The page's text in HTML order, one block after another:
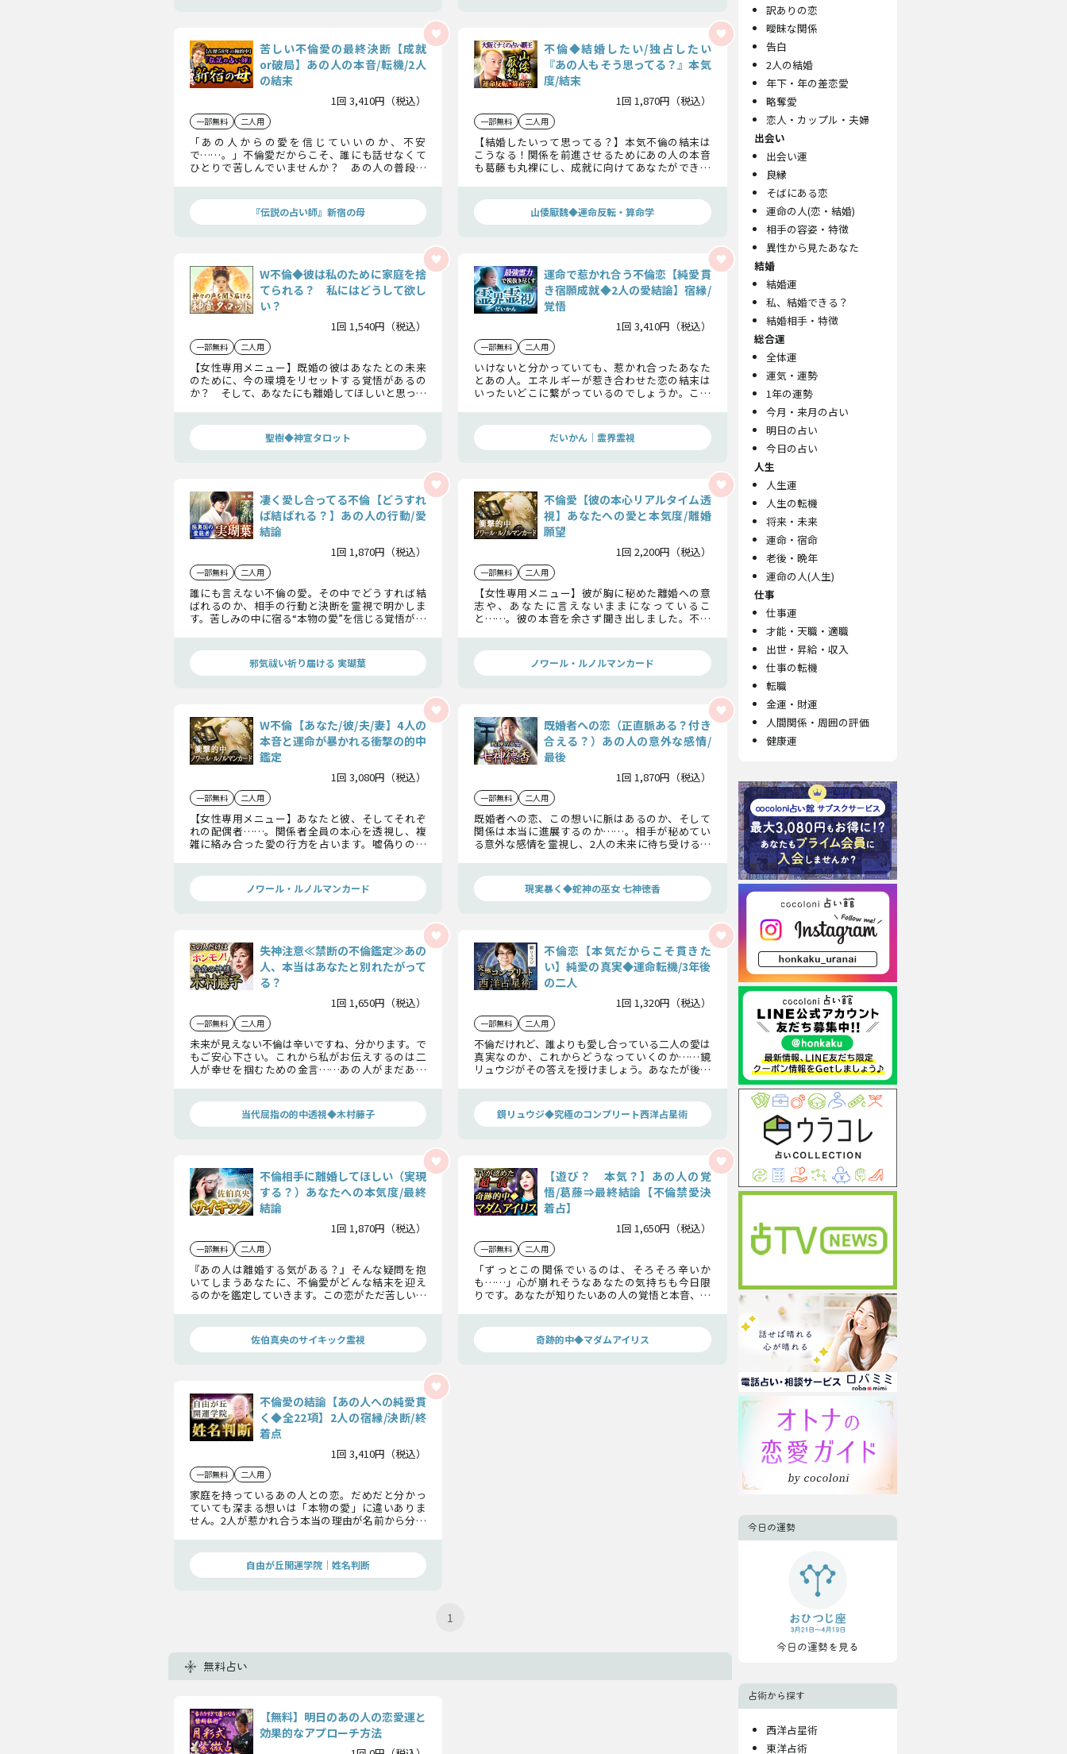
苦しい不倫愛の最終決断【成就
or破局】あの人の本音/転機/2人
の結末
1回 3,410円（税込）
一部無料 二人用
「あの人からの愛を信じていいのか、不安
で……。」不倫愛だからこそ、誰にも話せなくて
ひとりで苦しんでいませんか？ あの人の普段は
『伝説の占い師』新宿の母
不倫◆結婚したい/独占したい
『あの人もそう思ってる？』本気
度/結末
1回 1,870円（税込）
一部無料 二人用
【結婚したいって思ってる？】本気不倫の結末は
こうなる！関係を前進させるためにあの人の本音
も葛藤も丸裸にし、成就に向けてあなたができる
山倭厭魏◆運命反転・算命学
W不倫◆彼は私のために家庭を捨
てられる？ 私にはどうして欲し
い？
1回 1,540円（税込）
一部無料 二人用
【女性専用メニュー】既婚の彼はあなたとの未来
のために、今の環境をリセットする覚悟があるの
か？ そして、あなたにも離婚してほしいと思って
聖樹◆神宣タロット
運命で惹かれ合う不倫恋【純愛貫
き宿願成就◆2人の愛結論】宿縁/
覚悟
1回 3,410円（税込）
一部無料 二人用
いけないと分かっていても、惹かれ合ったあなた
とあの人。エネルギーが惹き合わせた恋の結末は
いったいどこに繋がっているのでしょうか。この
だいかん｜霊界霊視
凄く愛し合ってる不倫【どうすれ
ば結ばれる？】あの人の行動/愛
結論
1回 1,870円（税込）
一部無料 二人用
誰にも言えない不倫の愛。その中でどうすれば結
ばれるのか、相手の行動と決断を霊視で明かしま
す。苦しみの中に宿る“本物の愛”を信じる覚悟が、
邪気祓い祈り届ける 実瑚葉
不倫愛【彼の本心リアルタイム透
視】あなたへの愛と本気度/離婚
願望
1回 2,200円（税込）
一部無料 二人用
【女性専用メニュー】彼が胸に秘めた離婚への意
志や、あなたに言えないままになっているこ
と……。彼の本音を余さず聞き出しました。不倫
ノワール・ルノルマンカード
W不倫【あなた/彼/夫/妻】4人の
本音と運命が暴かれる衝撃の的中
鑑定
1回 3,080円（税込）
一部無料 二人用
【女性専用メニュー】あなたと彼、そしてそれぞ
れの配偶者……。関係者全員の本心を透視し、複
雑に絡み合った愛の行方を占います。嘘偽りのな
ノワール・ルノルマンカード
既婚者への恋（正直脈ある？付き
合える？）あの人の意外な感情/
最後
1回 1,870円（税込）
一部無料 二人用
既婚者への恋、この想いに脈はあるのか、そして
関係は本当に進展するのか……。相手が秘めてい
る意外な感情を霊視し、2人の未来に待ち受ける結
現実暴く◆蛇神の巫女 七神徳香
失神注意≪禁断の不倫鑑定≫あの
人、本当はあなたと別れたがって
る？
1回 1,650円（税込）
一部無料 二人用
未来が見えない不倫は辛いですね、分かります。で
もご安心下さい。これから私がお伝えするのは二
人が幸せを掴むための金言……あの人がまだあな
当代屈指の的中透視◆木村藤子
不倫恋【本気だからこそ貫きた
い】純愛の真実◆運命転機/3年後
の二人
1回 1,320円（税込）
一部無料 二人用
不倫だけれど、誰よりも愛し合っている二人の愛は
真実なのか、これからどうなっていくのか……鏡
リュウジがその答えを授けましょう。あなたが後悔
鏡リュウジ◆究極のコンプリート西洋占星術
不倫相手に離婚してほしい（実現
する？）あなたへの本気度/最終
結論
1回 1,870円（税込）
一部無料 二人用
『あの人は離婚する気がある？』そんな疑問を抱
いてしまうあなたに、不倫愛がどんな結末を迎え
るのかを鑑定していきます。この恋がただ苦しいも
佐伯真央のサイキック霊視
【遊び？ 本気？】あの人の覚
悟/葛藤⇒最終結論【不倫禁愛決
着占】
1回 1,650円（税込）
一部無料 二人用
「ずっとこの関係でいるのは、そろそろ辛いか
も……」心が崩れそうなあなたの気持ちも今日限
りです。あなたが知りたいあの人の覚悟と本音、こ
えしましょう。奇跡的中◆マダムアイリス
不倫愛の結論【あの人への純愛貫
く◆全22項】2人の宿縁/決断/終
着点
1回 3,410円（税込）
一部無料 二人用
家庭を持っているあの人との恋。だめだと分かっ
ていても深まる想いは「本物の愛」に違いありま
せん。2人が惹かれ合う本当の理由が名前から分か
自由が丘開運学院│姓名判断
1
無料占い
【無料】明日のあの人の恋愛運と
効果的なアプローチ方法
訳ありの恋
曖昧な関係
告白
2人の結婚
年下・年の差恋愛
略奪愛
恋人・カップル・夫婦
出会い
出会い運
良縁
そばにある恋
運命の人(恋・結婚)
相手の容姿・特徴
異性から見たあなた
結婚
結婚運
私、結婚できる？
結婚相手・特徴
総合運
全体運
運気・運勢
1年の運勢
今月・来月の占い
明日の占い
今日の占い
人生
人生運
人生の転機
将来・未来
運命・宿命
老後・晩年
運命の人(人生)
仕事
仕事運
才能・天職・適職
出世・昇給・収入
仕事の転機
転職
金運・財運
人間関係・周囲の評価
健康運
今日の運勢
今日の運勢を見る
占術から探す
西洋占星術
東洋占術